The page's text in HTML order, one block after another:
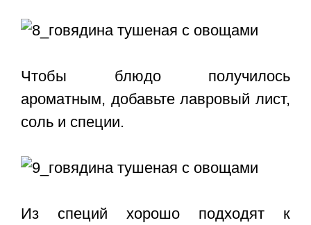
Чтобы блюдо получилось
ароматным, добавьте лавровый лист,
соль и специи.
Из специй хорошо подходят к